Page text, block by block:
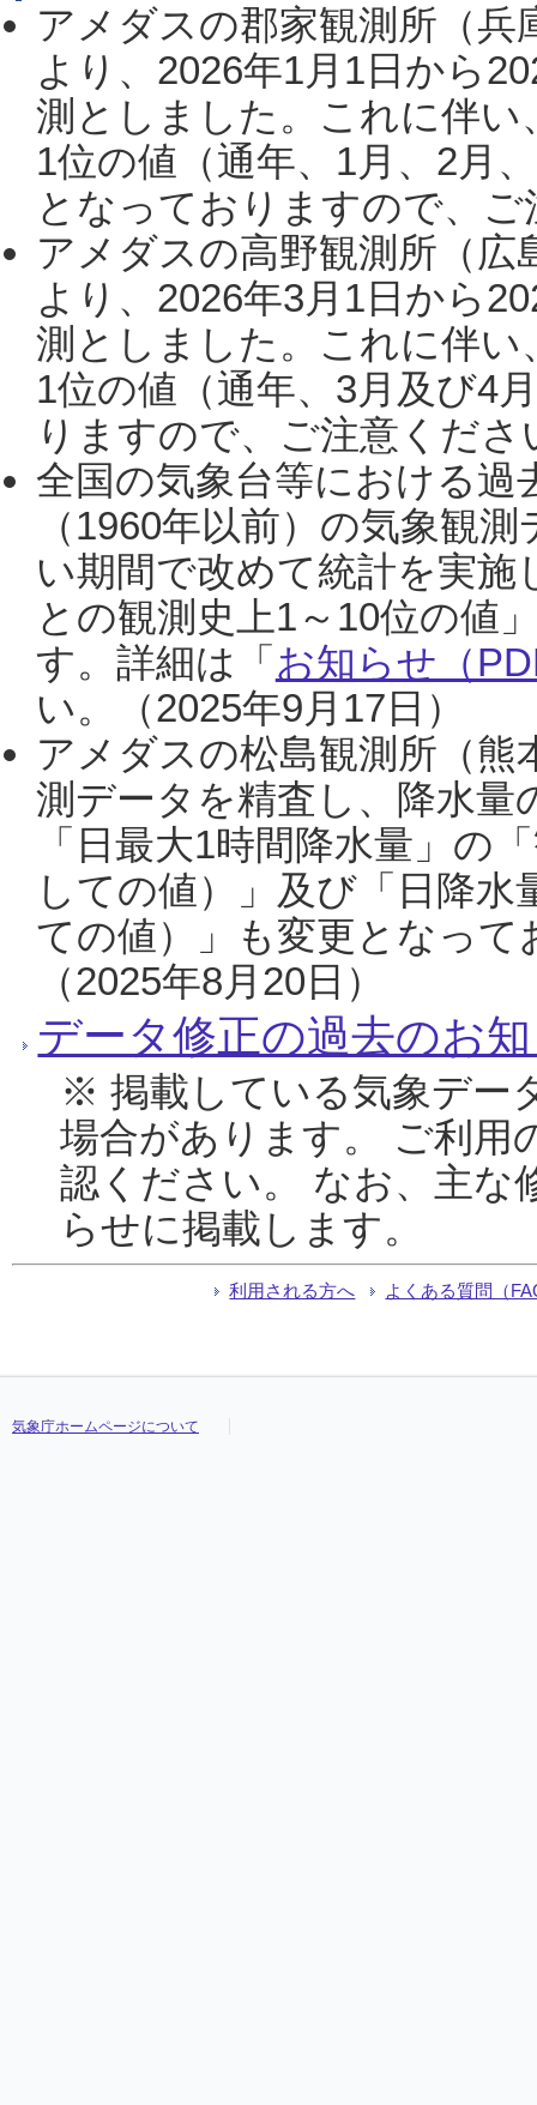
アメダスの郡家観測所（
より、2026年1月1日から
測としました。これに伴い
1位の値（通年、1月、2月
となっておりますので、
アメダスの高野観測所（
より、2026年3月1日から
測としました。これに伴い
1位の値（通年、3月及び4
りますので、ご注意くだ
全国の気象台等における過
（1960年以前）の気象観
い期間で改めて統計を実
との観測史上1～10位の値
す。詳細は「 お知らせ（
い。（2025年9月17日）
アメダスの松島観測所（熊
測データを精査し、降水
「日最大1時間降水量」の
しての値）」及び「日降
ての値）」も変更となっ
（2025年8月20日）
データ修正の過去のお
※ 掲載している気象デー
場合があります。 ご利用
認ください。 なお、主な
らせに掲載します。
利用される方へ よくある質問（
気象庁ホームページについて